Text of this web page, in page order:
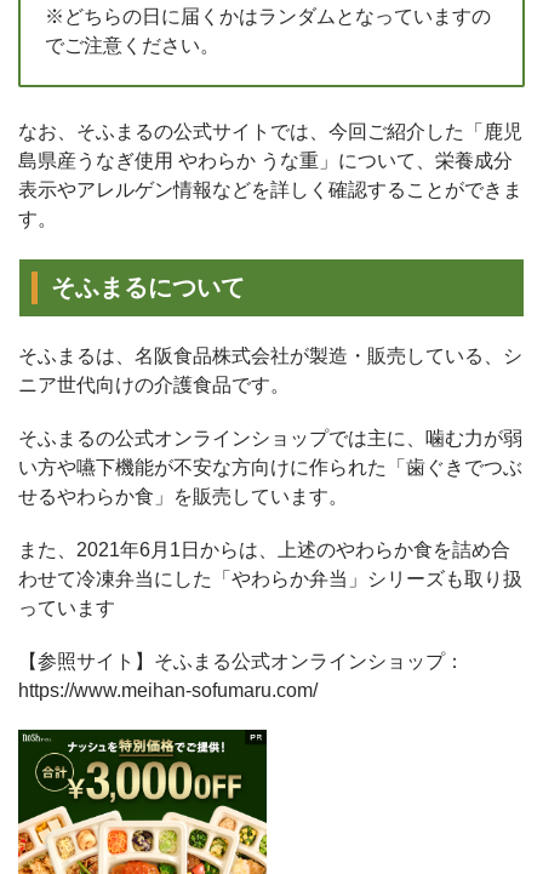
※どちらの日に届くかはランダムとなっていますの
でご注意ください。
なお、そふまるの公式サイトでは、今回ご紹介した「鹿児
島県産うなぎ使用 やわらか うな重」について、栄養成分
表示やアレルゲン情報などを詳しく確認することができま
す。
そふまるについて
そふまるは、名阪食品株式会社が製造・販売している、シ
ニア世代向けの介護食品です。
そふまるの公式オンラインショップでは主に、噛む力が弱
い方や嚥下機能が不安な方向けに作られた「歯ぐきでつぶ
せるやわらか食」を販売しています。
また、2021年6月1日からは、上述のやわらか食を詰め合
わせて冷凍弁当にした「やわらか弁当」シリーズも取り扱
っています
【参照サイト】そふまる公式オンラインショップ：
https://www.meihan-sofumaru.com/